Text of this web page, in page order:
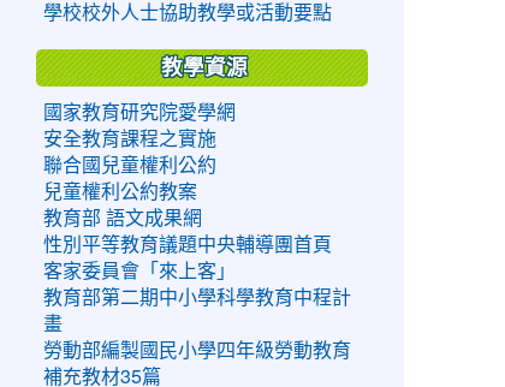
學校校外人士協助教學或活動要點
教學資源
國家教育研究院愛學網
安全教育課程之實施
聯合國兒童權利公約
兒童權利公約教案
教育部 語文成果網
性別平等教育議題中央輔導團首頁
客家委員會「來上客」
教育部第二期中小學科學教育中程計
畫
勞動部編製國民小學四年級勞動教育
補充教材35篇